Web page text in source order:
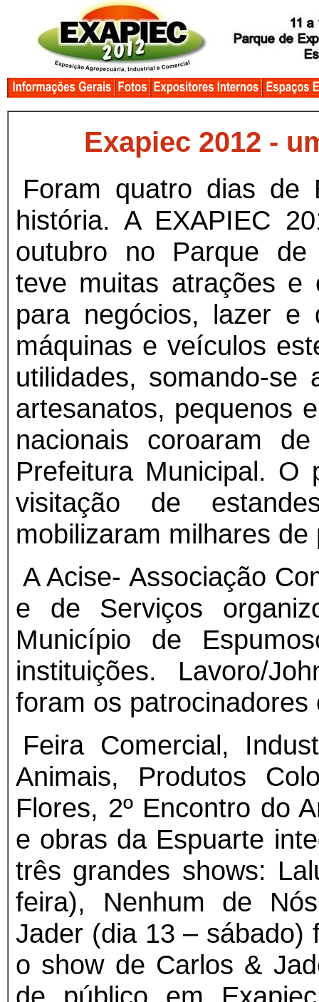
Exapiec 2012 -
Foram quatro dias de
história. A EXAPIEC
outubro no Parque de
teve muitas atrações e
para negócios, lazer e
máquinas e veículos
utilidades, somando-se
artesanatos, pequenos
nacionais coroaram
Prefeitura Municipal. O
visitação de
mobilizaram milhares de
A Acise- Associação
e de Serviços
Município de
instituições. Lavoro/
foram os patrocinadores
Feira Comercial,
Animais, Produtos
Flores, 2º Encontro do
e obras da Espuarte
três grandes shows:
feira), Nenhum de
Jader (dia 13 – sábado)
o show de Carlos &